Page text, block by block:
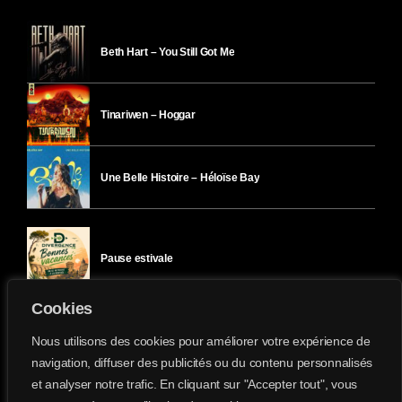
Cookies
Nous utilisons des cookies pour améliorer votre expérience de
navigation, diffuser des publicités ou du contenu personnalisés
et analyser notre trafic. En cliquant sur "Accepter tout", vous
Beth Hart – You Still Got Me
Tinariwen – Hoggar
Une Belle Histoire – Héloïse Bay
Pause estivale
Ici l’Ombre – mardi 28 juillet